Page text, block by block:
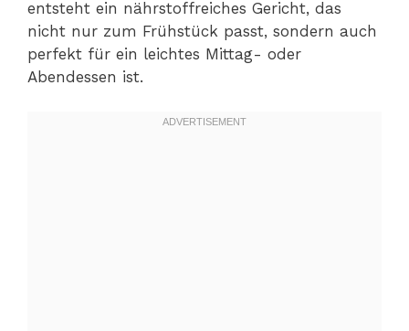
entsteht ein nährstoffreiches Gericht, das
nicht nur zum Frühstück passt, sondern auch
perfekt für ein leichtes Mittag- oder
Abendessen ist.